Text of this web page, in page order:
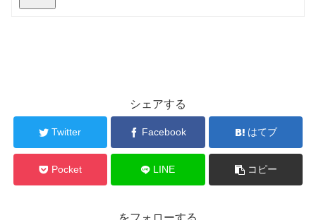
シェアする
Twitter Facebook はてブ
Pocket LINE コピー